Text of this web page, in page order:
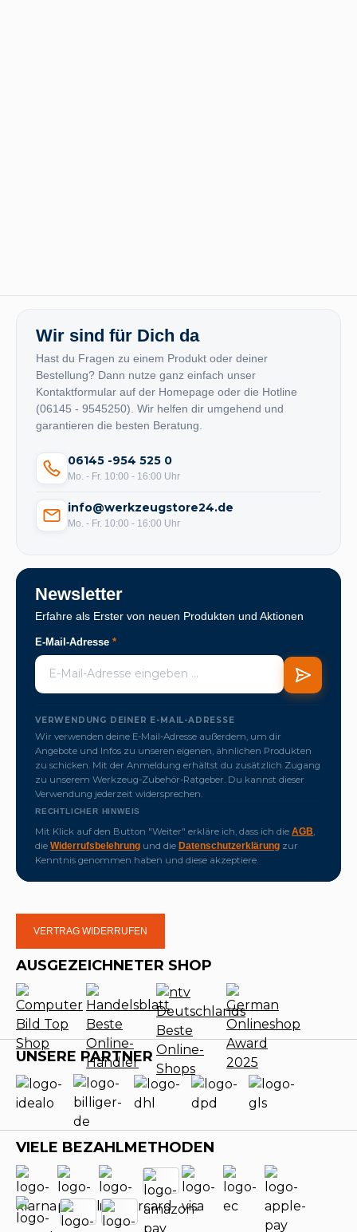
Wir sind für Dich da
Hast du Fragen zu einem Produkt oder deiner
Bestellung? Dann nutze ganz einfach unser
Kontaktformular auf der Homepage oder die Hotline
(06145 - 9545250). Wir helfen dir umgehend und
garantieren die besten Beratung.
06145 -954 525 0
Mo. - Fr. 10:00 - 16:00 Uhr
info@werkzeugstore24.de
Mo. - Fr. 10:00 - 16:00 Uhr
Newsletter
Erfahre als Erster von neuen Produkten und Aktionen
E-Mail-Adresse *
VERWENDUNG DEINER E-MAIL-ADRESSE
Wir verwenden deine E-Mail-Adresse außerdem, um dir
Angebote und Infos zu unseren eigenen, ähnlichen Produkten
zu schicken. Mit der Anmeldung erhältst du zusätzlich Zugang
zu unserem Werkzeug-Zubehör-Ratgeber. Du kannst dieser
Verwendung jederzeit widersprechen.
RECHTLICHER HINWEIS
Mit Klick auf den Button "Weiter" erkläre ich, dass ich die AGB
die Widerrufsbelehrung und die Datenschutzerklärung zur
Kenntnis genommen haben und diese akzeptiere.
VERTRAG WIDERRUFEN
AUSGEZEICHNETER SHOP
UNSERE PARTNER
VIELE BEZAHLMETHODEN